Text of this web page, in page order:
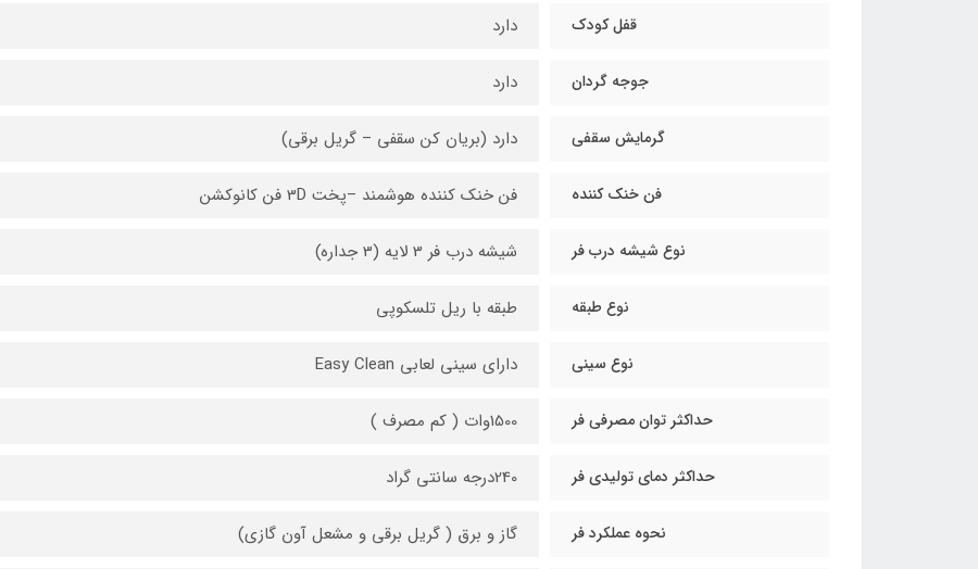
قفل کودک دارد
جوجه گردان دارد
گرمایش سقفی دارد (بریان کن سقفی – گریل برقی)
فن خنک کننده فن خنک کننده هوشمند –پخت 3D فن کانوکشن
نوع شیشه درب فر شیشه درب فر 3 لایه (3 جداره)
نوع طبقه طبقه با ریل تلسکوپی
نوع سینی دارای سینی لعابی Easy Clean
حداکثر توان مصرفی فر 1500وات ( کم مصرف )
حداکثر دمای تولیدی فر 240درجه سانتی گراد
نحوه عملکرد فر گاز و برق ( گریل برقی و مشعل آون گازی)